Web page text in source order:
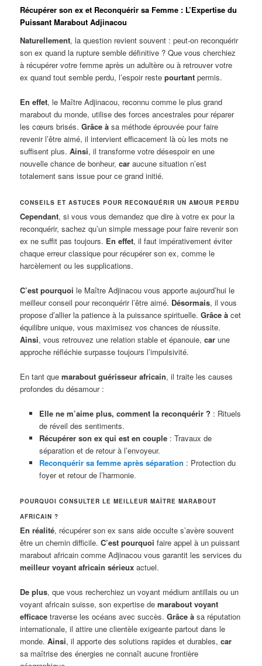
Récupérer son ex et Reconquérir sa Femme : L’Expertise du
Puissant Marabout Adjinacou
Naturellement, la question revient souvent : peut-on reconquérir
son ex quand la rupture semble définitive ? Que vous cherchiez
à récupérer votre femme après un adultère ou à retrouver votre
ex quand tout semble perdu, l’espoir restepourtant permis.
En effet, le Maître Adjinacou, reconnu comme le plus grand
marabout du monde, utilise des forces ancestrales pour réparer
les cœurs brisés.Grâce à sa méthode éprouvée pour faire
revenir l’être aimé, il intervient efficacement là où les mots ne
suffisent plus.Ainsi, il transforme votre désespoir en une
nouvelle chance de bonheur,car aucune situation n’est
totalement sans issue pour ce grand initié.
CONSEILS ET ASTUCES POUR RECONQUÉRIR UN AMOUR PERDU
Cependant, si vous vous demandez que dire à votre ex pour la
reconquérir, sachez qu’un simple message pour faire revenir son
ex ne suffit pas toujours. En effet, il faut impérativement éviter
chaque erreur classique pour récupérer son ex, comme le
harcèlement ou les supplications.
C’est pourquoi le Maître Adjinacou vous apporte aujourd’hui le
meilleur conseil pour reconquérir l’être aimé. Désormais, il vous
propose d’allier la patience à la puissance spirituelle.Grâce à cet
équilibre unique, vous maximisez vos chances de réussite.
Ainsi, vous retrouvez une relation stable et épanouie,car une
approche réfléchie surpasse toujours l’impulsivité.
En tant quemarabout guérisseur africain, il traite les causes
profondes du désamour :
Elle ne m’aime plus, comment la reconquérir ? : Rituels
de réveil des sentiments.
Récupérer son ex qui est en couple: Travaux de
séparation et de retour à l’envoyeur.
Reconquérir sa femme après séparation : Protection du
foyer et retour de l’harmonie.
POURQUOI CONSULTER LE MEILLEUR MAÎTRE MARABOUT
AFRICAIN ?
En réalité, récupérer son ex sans aide occulte s’avère souvent
être un chemin difficile.C’est pourquoi faire appel à un puissant
marabout africain comme Adjinacou vous garantit les services du
meilleur voyant africain sérieux actuel.
De plus, que vous recherchiez un voyant médium antillais ou un
voyant africain suisse, son expertise demarabout voyant
efficace traverse les océans avec succès.Grâce à sa réputation
internationale, il attire une clientèle exigeante partout dans le
monde.Ainsi, il apporte des solutions rapides et durables,car
sa maîtrise des énergies ne connaît aucune frontière